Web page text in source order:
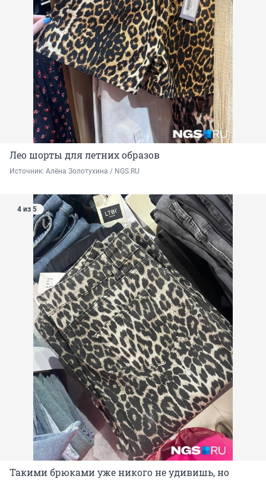
Лео шорты для летних образов
Источник: Алёна Золотухина / NGS.RU
4 из 5
Такими брюками уже никого не удивишь, но